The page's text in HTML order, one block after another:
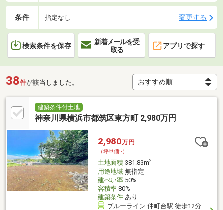
条件 指定なし 変更する
検索条件を保存
新着メールを受
取る
アプリで探す
38件が該当しました。
建築条件付土地
神奈川県横浜市都筑区東方町 2,980万円
2,980万円
（坪単価:-）
土地面積381.83m2
用途地域無指定
建ぺい率50%
容積率80%
建築条件あり
ブルーライン 仲町台駅 徒歩12分